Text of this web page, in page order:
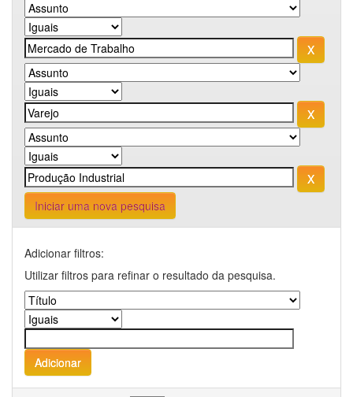
Iniciar uma nova pesquisa
Adicionar filtros:
Utilizar filtros para refinar o resultado da pesquisa.